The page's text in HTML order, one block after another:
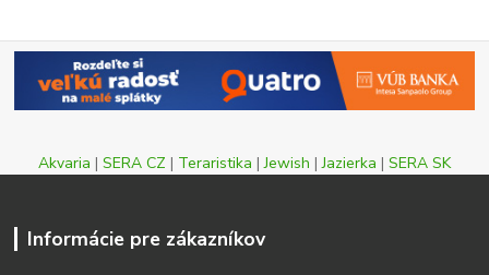
Akvaria | SERA CZ | Teraristika |Jewish |Jazierka | SERA SK
Informácie pre zákazníkov